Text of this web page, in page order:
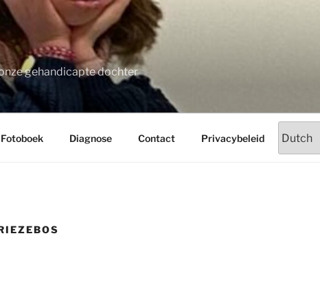
gehandicapte dochter
Fotoboek Diagnose Contact Privacybeleid